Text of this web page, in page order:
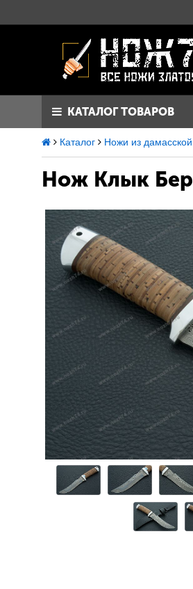
КАТАЛОГ ТОВАРОВ
Каталог Ножи из дамасской
Нож Клык